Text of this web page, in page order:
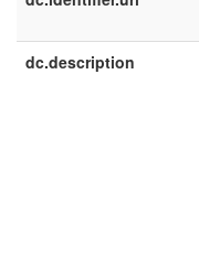
dc.description